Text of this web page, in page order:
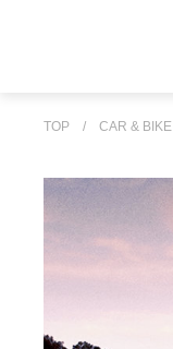
TOP / CAR & BIKE